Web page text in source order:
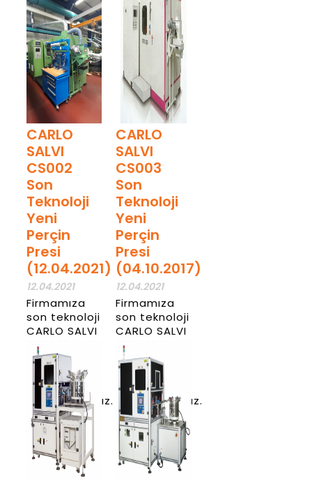
Haber
Detay
Haber
Detay
CARLO
SALVI
CS002
Son
Teknoloji
Yeni
Perçin
Presi
(12.04.2021)
12.04.2021
Firmamıza
son teknoloji
CARLO SALVI
CS002
perçin presi
makinesini
almış
bulunmaktayız.
Haber
Detay
CARLO
SALVI
CS003
Son
Teknoloji
Yeni
Perçin
Presi
(04.10.2017)
12.04.2021
Firmamıza
son teknoloji
CARLO SALVI
CS003
perçin presi
makinesini
almış
bulunmaktayız.
Haber
Detay